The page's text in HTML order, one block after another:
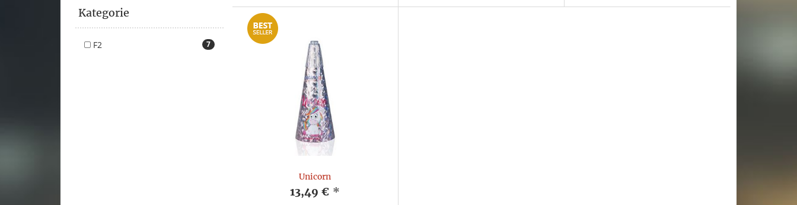
Unicorn
13,49 € *
Kategorie
7
F2